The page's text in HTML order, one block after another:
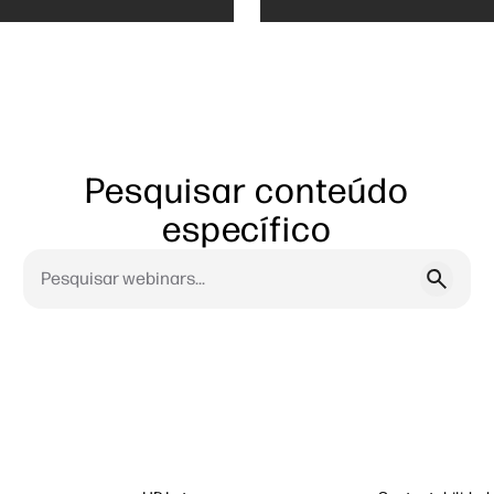
Pesquisar conteúdo
específico